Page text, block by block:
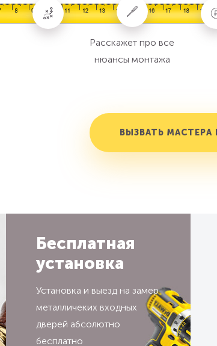
Расскажет про все
нюансы монтажа
ВЫЗВАТЬ МАСТЕРА
Бесплатная
установка
Установка и выезд на замер
металличеких входных
дверей абсолютно
бесплатно